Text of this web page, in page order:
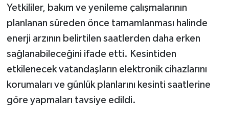
Yetkililer, bakım ve yenileme çalışmalarının
planlanan süreden önce tamamlanması halinde
enerji arzının belirtilen saatlerden daha erken
sağlanabileceğini ifade etti. Kesintiden
etkilenecek vatandaşların elektronik cihazlarını
korumaları ve günlük planlarını kesinti saatlerine
göre yapmaları tavsiye edildi.